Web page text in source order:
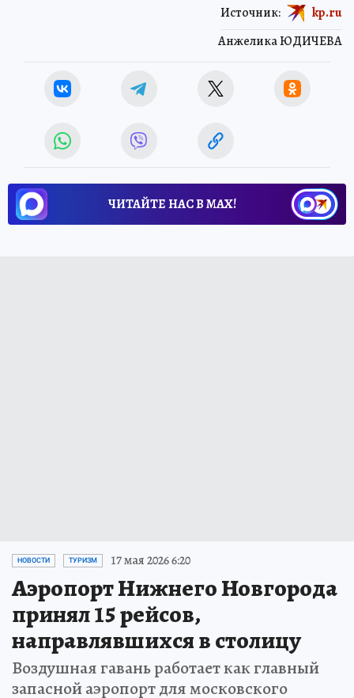
Анжелика ЮДИЧЕВА
Источник: kp.ru
ЧИТАЙТЕ НАС В МАХ!
НОВОСТИ ТУРИЗМ 17 мая 2026 6:20
Аэропорт Нижнего Новгорода
принял 15 рейсов,
направлявшихся в столицу
Воздушная гавань работает как главный
запасной аэропорт для московского